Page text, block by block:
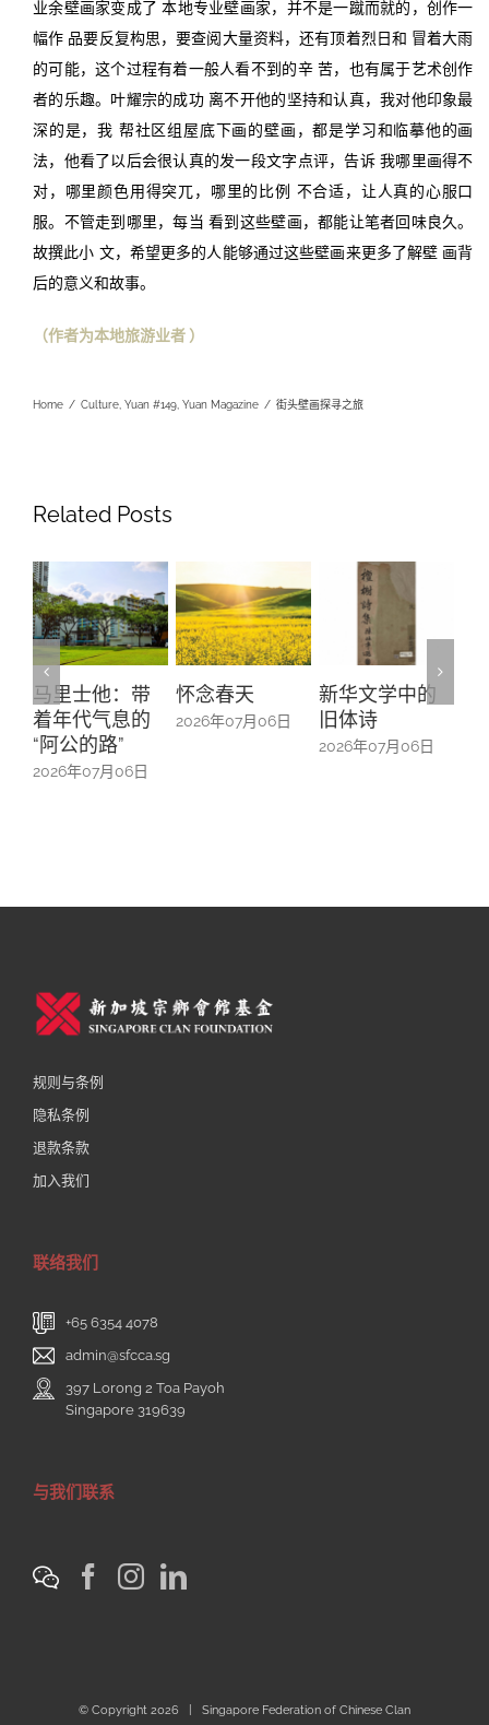
业余壁画家变成了 本地专业壁画家，并不是一蹴而就的，创作一
幅作 品要反复构思，要查阅大量资料，还有顶着烈日和 冒着大雨
的可能，这个过程有着一般人看不到的辛 苦，也有属于艺术创作
者的乐趣。叶耀宗的成功 离不开他的坚持和认真，我对他印象最
深的是，我 帮社区组屋底下画的壁画，都是学习和临摹他的画
法，他看了以后会很认真的发一段文字点评，告诉 我哪里画得不
对，哪里颜色用得突兀，哪里的比例 不合适，让人真的心服口
服。不管走到哪里，每当 看到这些壁画，都能让笔者回味良久。
故撰此小 文，希望更多的人能够通过这些壁画来更多了解壁 画背
后的意义和故事。
（作者为本地旅游业者 ）
Home / Culture, Yuan #149, Yuan Magazine / 街头壁画探寻之旅
Related Posts
怀念春天
2026年07月06日
新华文学中的
旧体诗
螺钿留芳：碧
山亭贺仪镜框
中的百业记忆
规则与条例
隐私条例
退款条款
加入我们
联络我们
+65 6354 4078
admin@sfcca.sg
397 Lorong 2 Toa Payoh
Singapore 319639
与我们联系
© Copyright 2026 | Singapore Federation of Chinese Clan